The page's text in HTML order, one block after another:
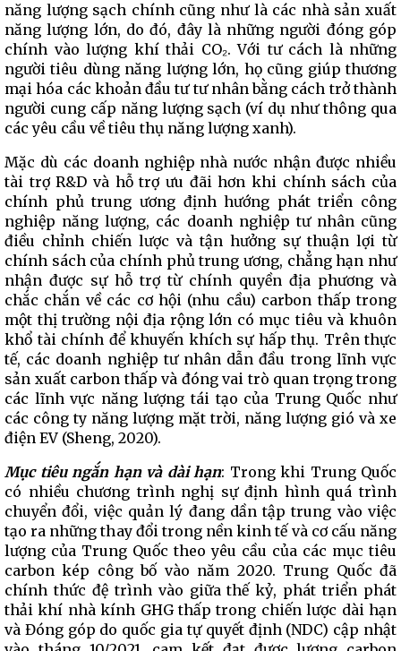
năng lượng sạch chính cũng như là các nhà sản xuất
năng lượng lớn, do đó, đây là những người đóng góp
chính vào lượng khí thải CO₂. Với tư cách là những
người tiêu dùng năng lượng lớn, họ cũng giúp thương
mại hóa các khoản đầu tư tư nhân bằng cách trở thành
người cung cấp năng lượng sạch (ví dụ như thông qua
các yêu cầu về tiêu thụ năng lượng xanh).
Mặc dù các doanh nghiệp nhà nước nhận được nhiều
tài trợ R&D và hỗ trợ ưu đãi hơn khi chính sách của
chính phủ trung ương định hướng phát triển công
nghiệp năng lượng, các doanh nghiệp tư nhân cũng
điều chỉnh chiến lược và tận hưởng sự thuận lợi từ
chính sách của chính phủ trung ương, chẳng hạn như
nhận được sự hỗ trợ từ chính quyền địa phương và
chắc chắn về các cơ hội (nhu cầu) carbon thấp trong
một thị trường nội địa rộng lớn có mục tiêu và khuôn
khổ tài chính để khuyến khích sự hấp thụ. Trên thực
tế, các doanh nghiệp tư nhân dẫn đầu trong lĩnh vực
sản xuất carbon thấp và đóng vai trò quan trọng trong
các lĩnh vực năng lượng tái tạo của Trung Quốc như
các công ty năng lượng mặt trời, năng lượng gió và xe
điện EV (Sheng, 2020).
Mục tiêu ngắn hạn và dài hạn: Trong khi Trung Quốc
có nhiều chương trình nghị sự định hình quá trình
chuyển đổi, việc quản lý đang dần tập trung vào việc
tạo ra những thay đổi trong nền kinh tế và cơ cấu năng
lượng của Trung Quốc theo yêu cầu của các mục tiêu
carbon kép công bố vào năm 2020. Trung Quốc đã
chính thức đệ trình vào giữa thế kỷ, phát triển phát
thải khí nhà kính GHG thấp trong chiến lược dài hạn
và Đóng góp do quốc gia tự quyết định (NDC) cập nhật